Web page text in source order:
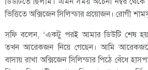
ভিত্তিতে অক্সিজেন সিলিন্ডার প্রয়োজন। রোগী
সফি বলেন, ‘একটু পরই আমার ডিউটি শেষ
তখন আরেকজন নিয়ে গেছেন। আমি
বাসায় রাখা অক্সিজেন সিলিন্ডার পিঠে বেঁধে